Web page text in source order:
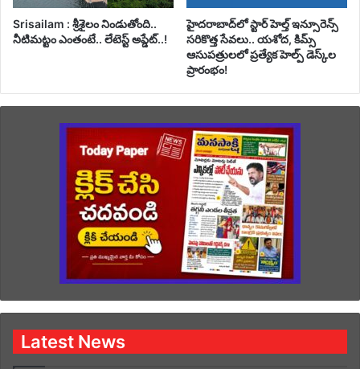
Srisailam : శ్రీశైలం నిండుతోంది..
నీటిమట్టం ఎంతంటే.. లేటెస్ట్ అప్డేట్..!
హైదరాబాద్‌లో స్టార్ హెల్త్ ఇన్సూరెన్స్
సరికొత్త సేవలు.. యశోద, కిమ్స్
ఆసుపత్రులలో ప్రత్యేక హెల్ప్ డెస్క్‌ల
ప్రారంభం!
Latest News